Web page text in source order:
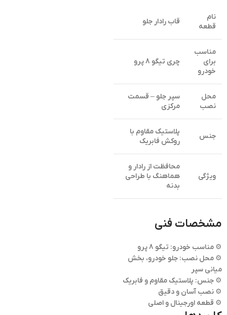
نام
قطعه
قاب رادار جلو
مناسب
برای
خودرو
چری تیگو 8 پرو
محل
نصب
سپر جلو – قسمت
مرکزی
جنس
پلاستیک مقاوم با
روکش فابریک
ویژگی
محافظت از رادار و
هماهنگ با طراحی
بدنه
مشخصات فنی
⚙️ مناسب خودرو: تیگو 8 پرو
⚙️ محل نصب: جلو خودرو، بخش
میانی سپر
⚙️ جنس: پلاستیک مقاوم و فابریک
⚙️ نصب آسان و دقیق
⚙️ قطعه اورجینال و اصلی